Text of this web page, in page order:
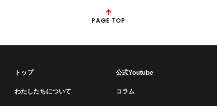
PAGE TOP
トップ
わたしたちについて
公式Youtube
コラム